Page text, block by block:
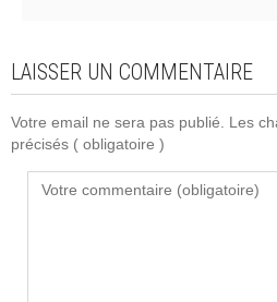
LAISSER UN COMMENTAIRE
Votre email ne sera pas publié. Les
précisés ( obligatoire )